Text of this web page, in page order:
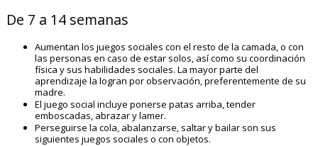
De 7 a 14 semanas
Aumentan los juegos sociales con el resto de la camada, o con
las personas en caso de estar solos, así como su coordinación
física y sus habilidades sociales. La mayor parte del
aprendizaje la logran por observación, preferentemente de su
madre.
El juego social incluye ponerse patas arriba, tender
emboscadas, abrazar y lamer.
Perseguirse la cola, abalanzarse, saltar y bailar son sus
siguientes juegos sociales o con objetos.